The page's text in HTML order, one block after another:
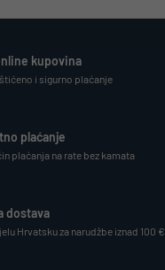
kupovina
i sigurno plaćanje
plaćanje
plaćanja na rate bez kamata
dostava
Hrvatsku za narudžbe iznad 100 €